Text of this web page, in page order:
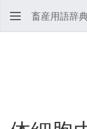
畜産用語辞